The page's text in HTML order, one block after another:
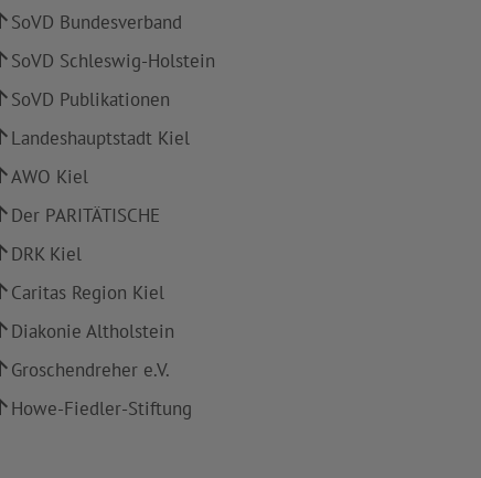
SoVD Bundesverband
SoVD Schleswig-Holstein
SoVD Publikationen
Landeshauptstadt Kiel
AWO Kiel
Der PARITÄTISCHE
DRK Kiel
Caritas Region Kiel
Diakonie Altholstein
Groschendreher e.V.
Howe-Fiedler-Stiftung